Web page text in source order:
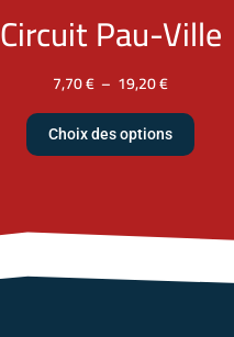
Circuit Pau-Ville
7,70€ – 19,20€
Choix des options